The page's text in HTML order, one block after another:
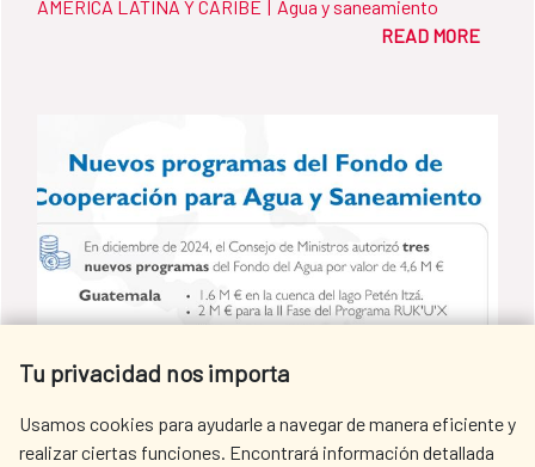
(PROCODAS / ECU-053-B), una iniciativa que
Provincias de Manabí y Esmeraldas y que
beneficiará a más de 12.000 personas de
manera directa. El programa, que se
ejecutará por parte del Banco de Desarrollo
del Ecuador B.P. (BDE B.P.) y el Ministerio
(MAATE), se ha financiado con una donación
de más de diez millones de euros del Fondo
de Cooperación para Agua y Saneamiento
AMÉRICA LATINA Y CARIBE
Agua y saneamiento
READ MORE
Tu privacidad nos importa
Usamos cookies para ayudarle a navegar de manera eficiente y
realizar ciertas funciones. Encontrará información detallada